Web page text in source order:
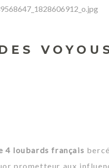
4 loubards français
prometteur aux